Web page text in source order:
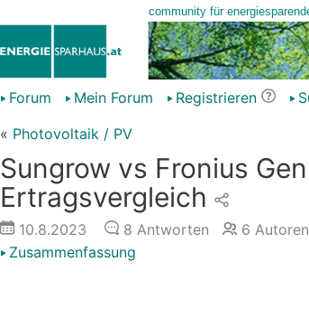
Forum Mein Forum Registrieren
« Photovoltaik / PV
Sungrow vs Fronius
Ertragsvergleich
10.8.2023 8 Antworten 6 Autoren
Zusammenfassung